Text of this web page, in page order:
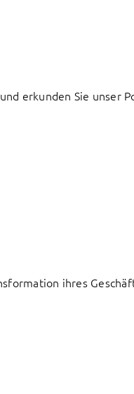
erkunden Sie unser
ihres